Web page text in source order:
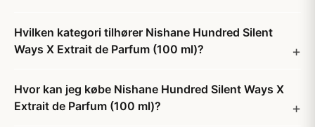
Hvilken kategori tilhører Nishane Hundred Silent
Ways X Extrait de Parfum (100 ml)?
Hvor kan jeg købe Nishane Hundred Silent Ways X
Extrait de Parfum (100 ml)?